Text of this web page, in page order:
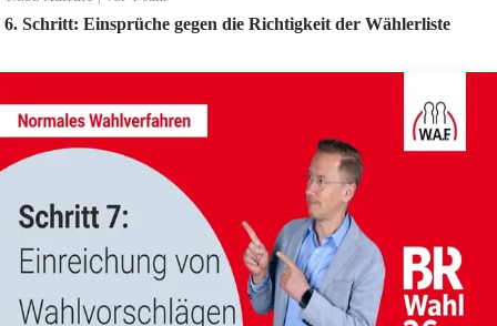
6. Schritt: Einsprüche gegen die Richtigkeit der Wählerliste